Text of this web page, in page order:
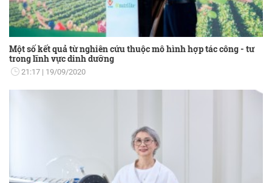
Một số kết quả từ nghiên cứu thuộc mô hình hợp tác công - tư
trong lĩnh vực dinh dưỡng
21:17 19/09/2020